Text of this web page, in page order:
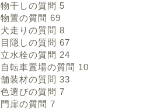
物干しの質問 5
物置の質問 69
犬走りの質問 8
目隠しの質問 67
立水栓の質問 24
自転車置場の質問 10
舗装材の質問 33
色選びの質問 7
門扉の質問 7